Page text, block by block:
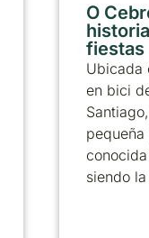
O
fiestas
Ubicada
en bici
siendo la